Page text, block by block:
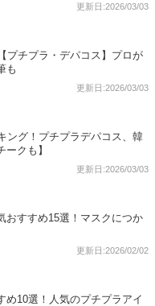
更新日:2026/03/03
プチプラ・デパコス】プロが
も
更新日:2026/03/03
ング！プチプラデパコス、韓
クも】
更新日:2026/03/03
おすすめ15選！マスクにつか
更新日:2026/02/02
め10選！人気のプチプラアイ